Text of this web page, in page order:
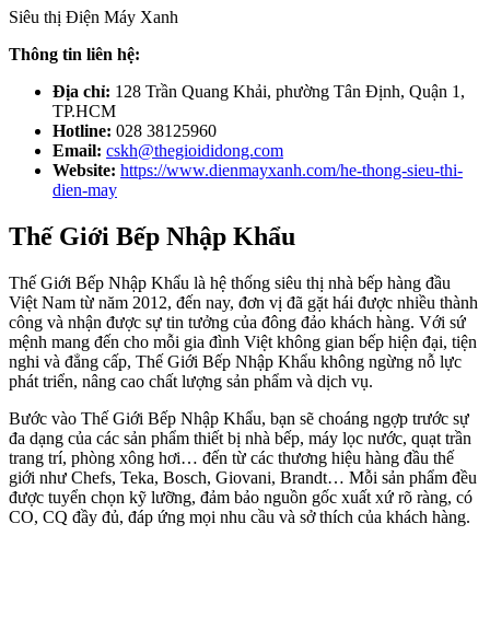
Siêu thị Điện Máy Xanh
Thông tin liên hệ:
Địa chỉ: 128 Trần Quang Khải, phường Tân Định, Quận 1,
TP.HCM
Hotline: 028 38125960
Email: cskh@thegioididong.com
Website: https://www.dienmayxanh.com/he-thong-sieu-thi-
dien-may
Thế Giới Bếp Nhập Khẩu
Thế Giới Bếp Nhập Khẩu là hệ thống siêu thị nhà bếp hàng đầu
Việt Nam từ năm 2012, đến nay, đơn vị đã gặt hái được nhiều thành
công và nhận được sự tin tưởng của đông đảo khách hàng. Với sứ
mệnh mang đến cho mỗi gia đình Việt không gian bếp hiện đại, tiện
nghi và đẳng cấp, Thế Giới Bếp Nhập Khẩu không ngừng nỗ lực
phát triển, nâng cao chất lượng sản phẩm và dịch vụ.
Bước vào Thế Giới Bếp Nhập Khẩu, bạn sẽ choáng ngợp trước sự
đa dạng của các sản phẩm thiết bị nhà bếp, máy lọc nước, quạt trần
trang trí, phòng xông hơi… đến từ các thương hiệu hàng đầu thế
giới như Chefs, Teka, Bosch, Giovani, Brandt… Mỗi sản phẩm đều
được tuyển chọn kỹ lưỡng, đảm bảo nguồn gốc xuất xứ rõ ràng, có
CO, CQ đầy đủ, đáp ứng mọi nhu cầu và sở thích của khách hàng.